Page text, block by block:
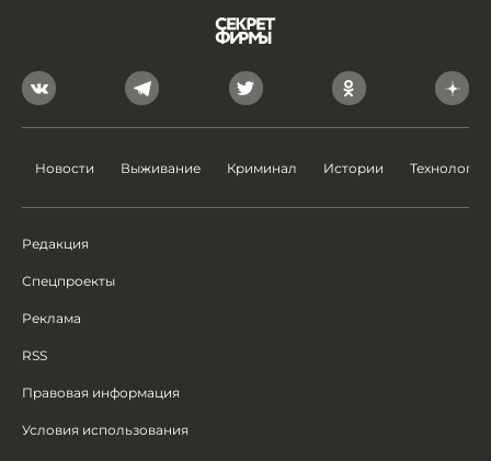
Новости Выживание Криминал Истории Технологии
Редакция
Спецпроекты
Реклама
RSS
Правовая информация
Условия использования